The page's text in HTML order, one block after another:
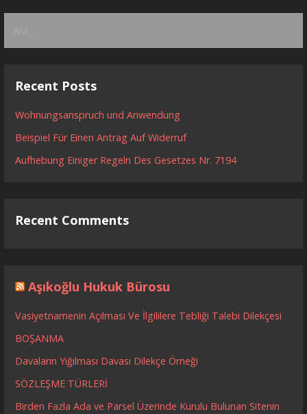
Recent Posts
Wohnungsanspruch und Anwendung
Beispiel Für Einen Antrag Auf Widerruf
Aufhebung Einiger Regeln Des Gesetzes Nr. 7194
Recent Comments
Aşıkoğlu Hukuk Bürosu
Vasiyetnamenin Açılması Ve İlgililere Tebliği Talebi Dilekçesi
BOŞANMA
Davaların Yığılması Davası Dilekçe Örneği
SÖZLEŞME TÜRLERİ
Birden Fazla Ada ve Parsel Üzerinde Kurulu Bulunan Sitenin